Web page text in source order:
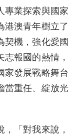
專業探索與國家
港澳青年樹立了
契機，強化愛國
報國的熱情，
家發展戰略舞台
當重任、綻放光
「對我來說，